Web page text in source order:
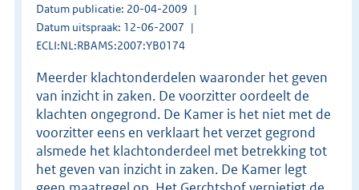
Datum publicatie: 20-04-2009
Datum uitspraak: 12-06-2007
ECLI:NL:RBAMS:2007:YB0174
Meerder klachtonderdelen waaronder het geven
van inzicht in zaken. De voorzitter oordeelt de
klachten ongegrond. De Kamer is het niet met de
voorzitter eens en verklaart het verzet gegrond
alsmede het klachtonderdeel met betrekking tot
het geven van inzicht in zaken. De Kamer legt